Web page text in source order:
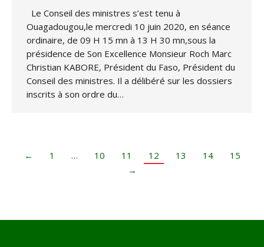
Le Conseil des ministres s’est tenu à
Ouagadougou,le mercredi 10 juin 2020, en séance
ordinaire, de 09 H 15 mn à 13 H 30 mn,sous la
présidence de Son Excellence Monsieur Roch Marc
Christian KABORE, Président du Faso, Président du
Conseil des ministres. Il a délibéré sur les dossiers
inscrits à son ordre du…
← 1 … 10 11 12 13 14
15
→